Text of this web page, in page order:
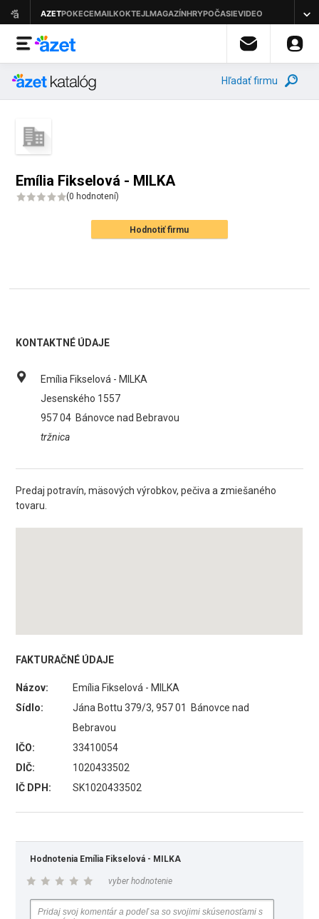
Hľadať firmu
Emília Fikselová - MILKA
(0 hodnotení)
Hodnotiť firmu
KONTAKTNÉ ÚDAJE
Emília Fikselová - MILKA
Jesenského 1557
957 04 Bánovce nad Bebravou
tržnica
Predaj potravín, mäsových výrobkov, pečiva a zmiešaného
tovaru.
FAKTURAČNÉ ÚDAJE
Názov:
Emília Fikselová - MILKA
Sídlo:
Jána Bottu 379/3, 957 01 Bánovce nad
Bebravou
IČO:
33410054
DIČ:
1020433502
IČ DPH:
SK1020433502
Hodnotenia Emília Fikselová - MILKA
vyber hodnotenie